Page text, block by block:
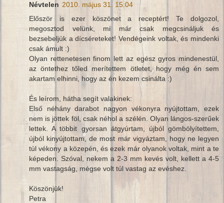
Névtelen 2010. május 31. 15:04
Először is ezer köszönet a receptért! Te dolgozol,
megosztod velünk, mi már csak megcsináljuk és
bezsebeljük a dícséreteket! Vendégeink voltak, és mindenki
csak ámult :)
Olyan rettenetesen finom lett az egész gyros mindenestül,
az öntethez tőled merítettem ötletet, hogy még én sem
akartam elhinni, hogy az én kezem csinálta :)
És leírom, hátha segít valakinek:
Első néhány darabot nagyon vékonyra nyújtottam, ezek
nem is jöttek föl, csak néhol a szélén. Olyan lángos-szerűek
lettek. A többit gyorsan átgyúrtam, újból gömbölyítettem,
újból kinyújtottam, de most már vigyáztam, hogy ne legyen
túl vékony a közepén, és ezek már olyanok voltak, mint a te
képeden. Szóval, nekem a 2-3 mm kevés volt, kellett a 4-5
mm vastagság, mégse volt túl vastag az evéshez.
Köszönjük!
Petra